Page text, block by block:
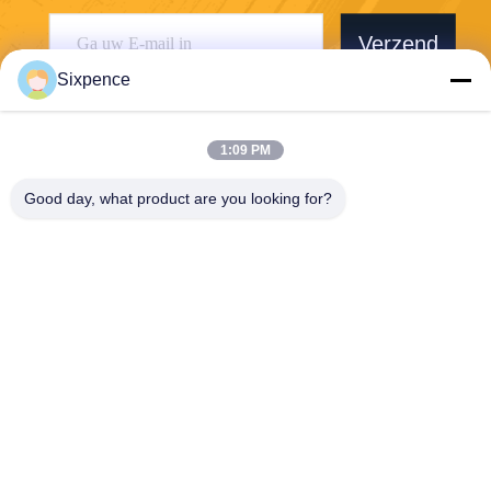
Verzend
Sixpence
1:09 PM
Good day, what product are you looking for?